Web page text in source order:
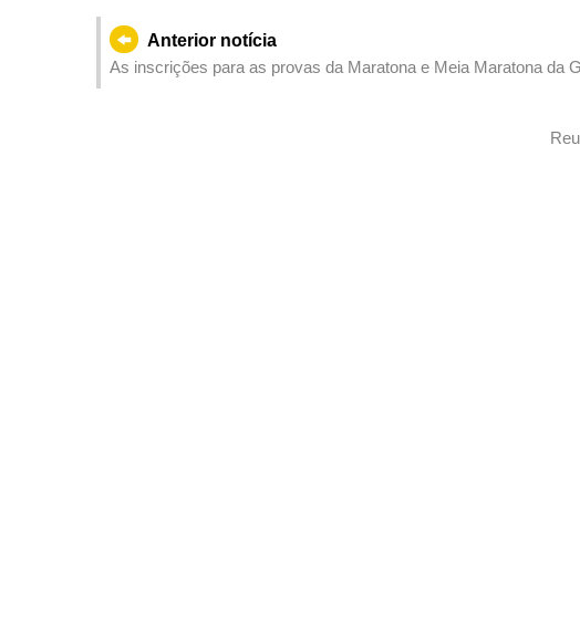
Anterior notícia
As inscrições para as provas da Maratona e Meia Maratona da